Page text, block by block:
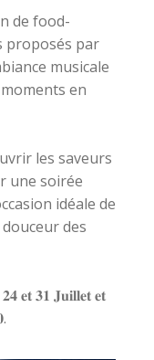
de food-
proposés par
musicale
en
les saveurs
une soirée
idéale de
des
𝐞𝐭 𝟑𝟏 𝐉𝐮𝐢𝐥𝐥𝐞𝐭 𝐞𝐭